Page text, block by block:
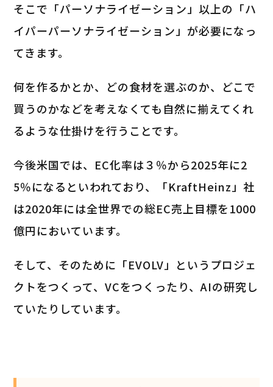
そこで「パーソナライゼーション」以上の「ハ
イパーパーソナライゼーション」が必要になっ
てきます。
何を作るかとか、どの食材を選ぶのか、どこで
買うのかなどを考えなくても自然に揃えてくれ
るような仕掛けを行うことです。
今後米国では、EC化率は３％から2025年に2
5％になるといわれており、「KraftHeinz」社
は2020年には全世界での総EC売上目標を1000
億円においています。
そして、そのために「EVOLV」というプロジェ
クトをつくって、VCをつくったり、AIの研究し
ていたりしています。